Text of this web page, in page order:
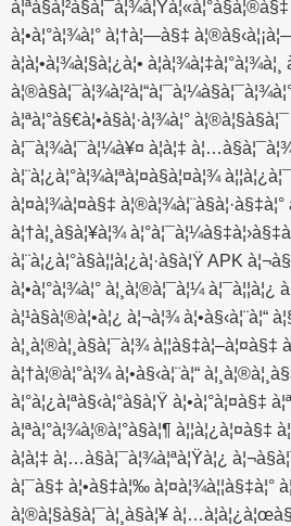
à¦ªà§à¦²à§à¦¯à¦¾à¦Ÿà¦«à¦°à§à¦®à§‡
à¦•à¦°à¦¾à¦° à¦†à¦—à§‡
à¦à¦•à¦¾à¦§à¦¿à¦• à¦­à¦¾à¦‡à¦°à¦¾à¦¸
à¦ªà¦°à§€à¦•à§à¦·à¦¾à¦°
à¦¯à¦¾à¦¯à¦¼à¥¤ à¦à¦‡
à¦¨à¦¿à¦°à¦¾à¦ªà¦¤à§à¦¤à¦¾
à¦¤à¦¾à¦¤à§‡ à¦®à¦¾à¦¨à§à¦·à§‡à¦°
à¦†à¦¸à§à¦¥à¦¾
à¦¨à¦¿à¦°à§à¦¦à¦¿à¦·à§à¦Ÿ APK
à¦•à¦°à¦¾à¦° à¦¸à¦®à¦¯à¦¼ à¦¯à¦¦à¦¿
à¦¹à§à¦®à¦•à¦¿ à¦¬à¦¾ à¦•à§‹à¦¨à¦“
à¦¸à¦®à¦¸à§à¦¯à¦¾ à¦¦à§‡à¦–à¦¤à§‡
à¦†à¦®à¦°à¦¾ à¦•à§‹à¦¨à¦“
à¦°à¦¿à¦ªà§‹à¦°à§à¦Ÿ à¦•à¦°à¦¤à§‡
à¦ªà¦°à¦¾à¦®à¦°à§à¦¶ à¦¦à¦¿à¦¤à§‡
à¦à¦‡ à¦…à§à¦¯à¦¾à¦ªà¦Ÿà¦¿
à¦¯à§‡ à¦•à§‡à¦‰ à¦¤à¦¾à¦¦à§‡à¦°
à¦®à¦§à§à¦¯à¦¸à§à¦¥